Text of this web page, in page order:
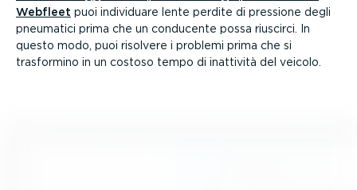
Webfleet puoi individuare lente perdite di pressione degli
pneumatici prima che un conducente possa riuscirci. In
questo modo, puoi risolvere i problemi prima che si
trasformino in un costoso tempo di inattività del veicolo.